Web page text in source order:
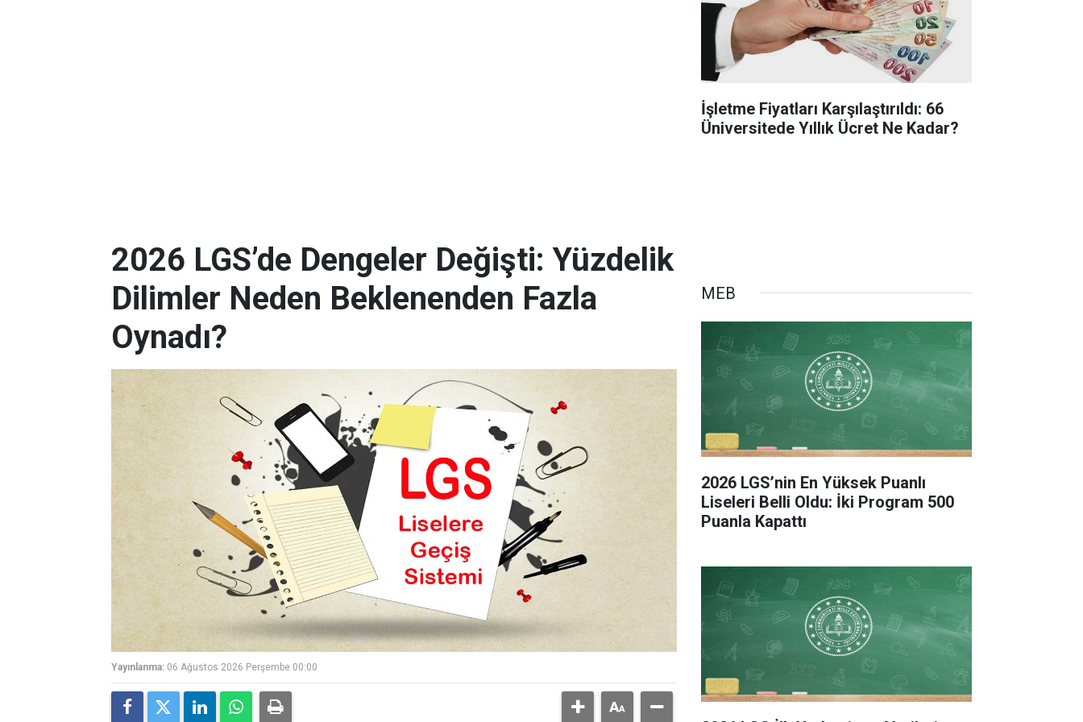
İşletme Fiyatları Karşılaştırıldı: 66
Üniversitede Yıllık Ücret Ne Kadar?
2026 LGS’de Dengeler Değişti: Yüzdelik
Dilimler Neden Beklenenden Fazla
Oynadı?
Yayınlanma: 06 Ağustos 2026 Perşembe 00:00
MEB
2026 LGS’nin En Yüksek Puanlı
Liseleri Belli Oldu: İki Program 500
Puanla Kapattı